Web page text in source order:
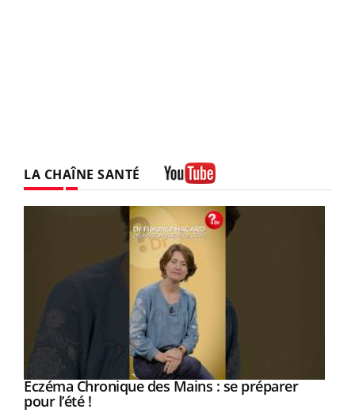
LA CHAÎNE SANTÉ
Youtube
Eczéma Chronique des Mains : se préparer
pour l’été !Youtube